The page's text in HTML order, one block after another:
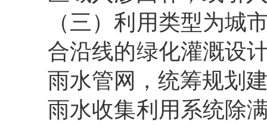
（三）利用类型为城
合沿线的绿化灌溉设
雨水管网，统筹规划
雨水收集利用系统除